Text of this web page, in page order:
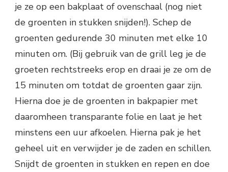
je ze op een bakplaat of ovenschaal (nog niet
de groenten in stukken snijden!). Schep de
groenten gedurende 30 minuten met elke 10
minuten om. (Bij gebruik van de grill leg je de
groeten rechtstreeks erop en draai je ze om de
15 minuten om totdat de groenten gaar zijn.
Hierna doe je de groenten in bakpapier met
daaromheen transparante folie en laat je het
minstens een uur afkoelen. Hierna pak je het
geheel uit en verwijder je de zaden en schillen.
Snijdt de groenten in stukken en repen en doe